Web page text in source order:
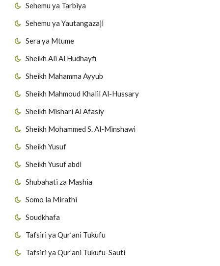
Sehemu ya Tarbiya
Sehemu ya Yautangazaji
Sera ya Mtume
Sheikh Ali Al Hudhayfi
Sheikh Mahamma Ayyub
Sheikh Mahmoud Khalil Al-Hussary
Sheikh Mishari Al Afasiy
Sheikh Mohammed S. Al-Minshawi
Sheikh Yusuf
Sheikh Yusuf abdi
Shubahati za Mashia
Somo la Mirathi
Soudkhafa
Tafsiri ya Qur’ani Tukufu
Tafsiri ya Qur’ani Tukufu-Sauti